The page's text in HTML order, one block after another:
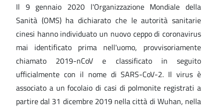
Il 9 gennaio 2020 l'Organizzazione Mondiale della
Sanità (OMS) ha dichiarato che le autorità sanitarie
cinesi hanno individuato un nuovo ceppo di coronavirus
mai identificato prima nell'uomo, provvisoriamente
chiamato 2019-nCoV e classificato in seguito
ufficialmente con il nome di SARS-CoV-2. Il virus è
associato a un focolaio di casi di polmonite registrati a
partire dal 31 dicembre 2019 nella città di Wuhan, nella